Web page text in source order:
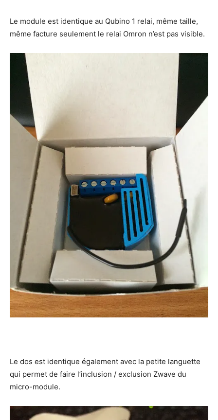
Le module est identique au Qubino 1 relai, même taille,
même facture seulement le relai Omron n’est pas visible.
Le dos est identique également avec la petite languette
qui permet de faire l’inclusion / exclusion Zwave du
micro-module.